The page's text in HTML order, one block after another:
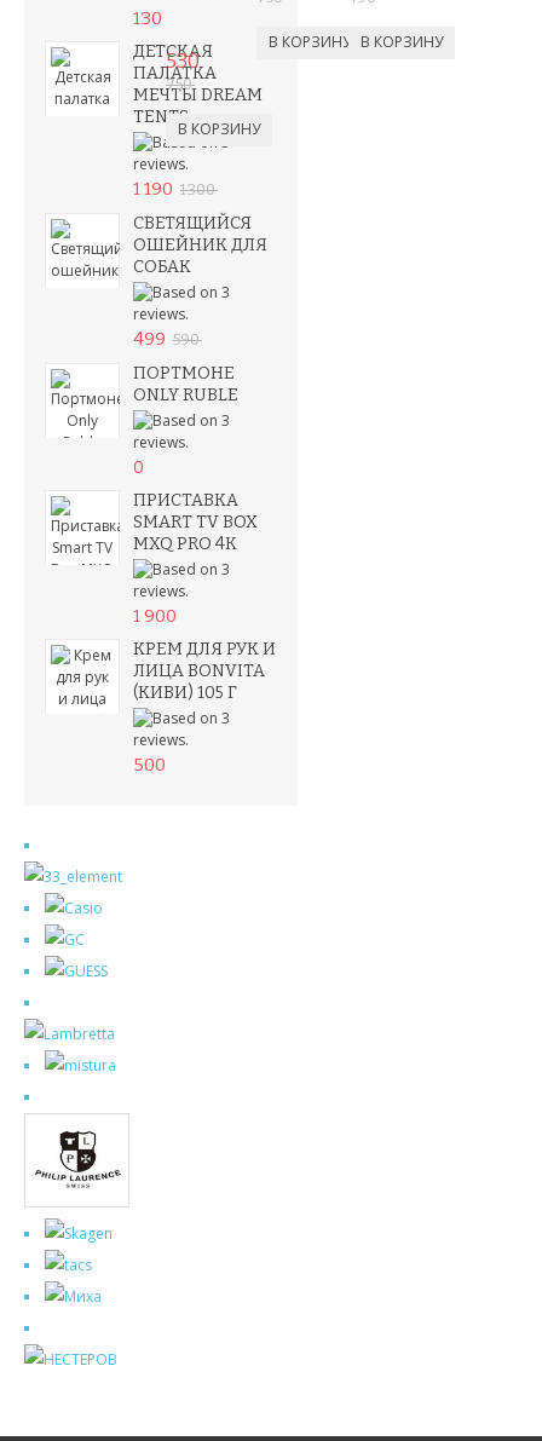
130
ДЕТСКАЯ
ПАЛАТКА
МЕЧТЫ DREAM
TENTS
1 190 1 300
СВЕТЯЩИЙСЯ
ОШЕЙНИК ДЛЯ
СОБАК
499 590
ПОРТМОНЕ
ONLY RUBLE
0
ПРИСТАВКА
SMART TV BOX
MXQ PRO 4K
1 900
КРЕМ ДЛЯ РУК И
ЛИЦА BONVITA
(КИВИ) 105 Г
500
530
750